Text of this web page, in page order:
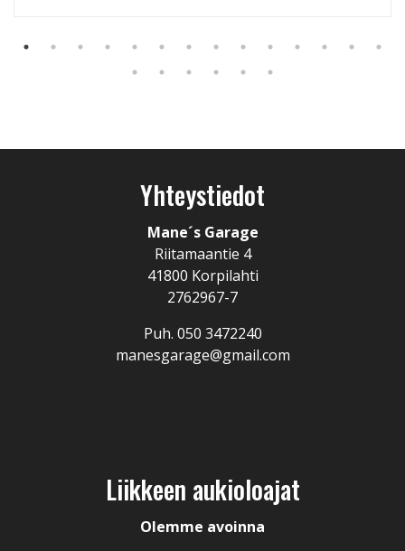
Yhteystiedot
Mane´s Garage
Riitamaantie 4
41800 Korpilahti
2762967-7
Puh. 050 3472240
manesgarage@gmail.com
Liikkeen aukioloajat
Olemme avoinna